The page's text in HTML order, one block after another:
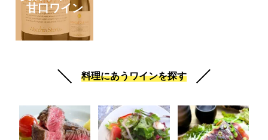
甘口ワイン
料理にあうワインを探す